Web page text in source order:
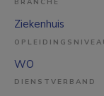
BRANCHE
Ziekenhuis
WO
DIENSTVERBAND